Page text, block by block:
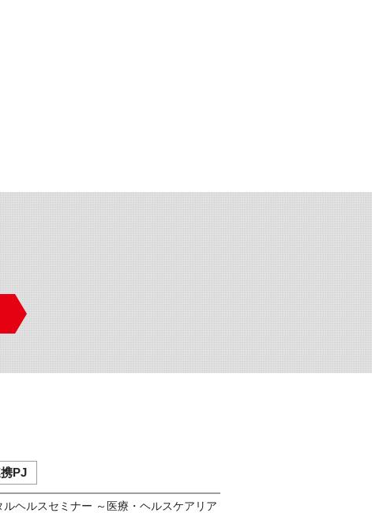
PJ
ルヘルスセミナー ～医療・ヘルスケアリア